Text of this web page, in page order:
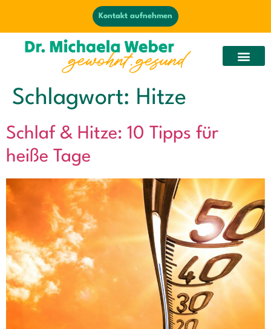
Kontakt aufnehmen
Schlagwort: Hitze
Schlaf & Hitze: 10 Tipps für
heiße Tage